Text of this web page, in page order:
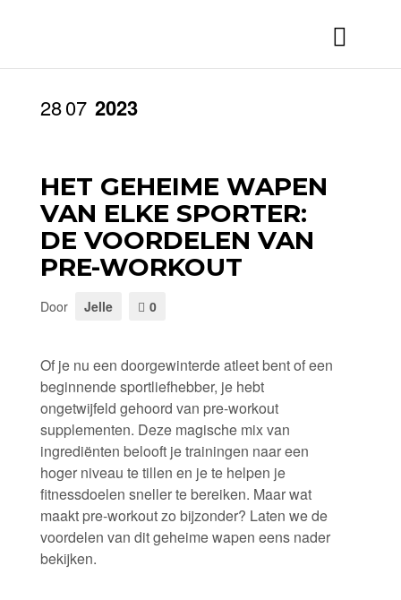
2807 2023
HET GEHEIME WAPEN
VAN ELKE SPORTER:
DE VOORDELEN VAN
PRE-WORKOUT
Door Jelle 0
Of je nu een doorgewinterde atleet bent of een
beginnende sportliefhebber, je hebt
ongetwijfeld gehoord van pre-workout
supplementen. Deze magische mix van
ingrediënten belooft je trainingen naar een
hoger niveau te tillen en je te helpen je
fitnessdoelen sneller te bereiken. Maar wat
maakt pre-workout zo bijzonder? Laten we de
voordelen van dit geheime wapen eens nader
bekijken.